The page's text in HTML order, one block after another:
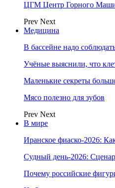
ЦГМ Центр Горного
Prev Next
Медицина
В бассейне надо
Учёные выяснили, что
Маленькие секреты
Мясо полезно для зубов
Prev Next
В мире
Иранское фиаско-2026:
Судный день-2026:
Почему российские